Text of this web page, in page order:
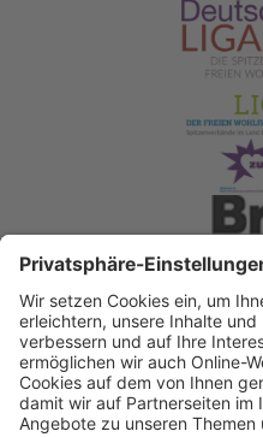
Spendenkonto